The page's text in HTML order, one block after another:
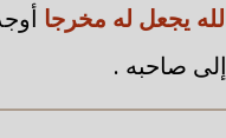
يجعل له مخرجا
صاحبه .